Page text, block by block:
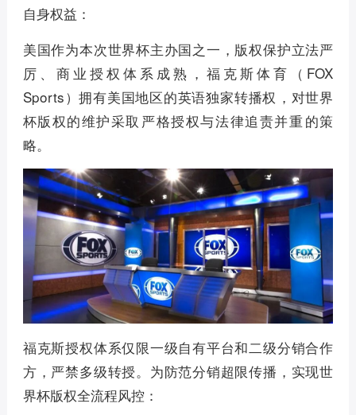
自身权益：
美国作为本次世界杯主办国之一，版权保护立法严
厉、商业授权体系成熟，福克斯体育（FOX
Sports）拥有美国地区的英语独家转播权‌，对世界
杯版权的维护采取‌严格授权与法律追责并重‌的策
略。
福克斯授权体系仅限一级自有平台和二级分销合作
方，严禁多级转授。为防范分销超限传播，实现世
界杯版权全流程风控：